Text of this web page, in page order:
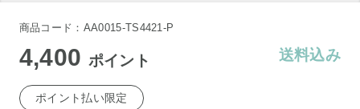
商品コード：AA0015-TS4421-P
4,400 ポイント 送料込み
ポイント払い限定